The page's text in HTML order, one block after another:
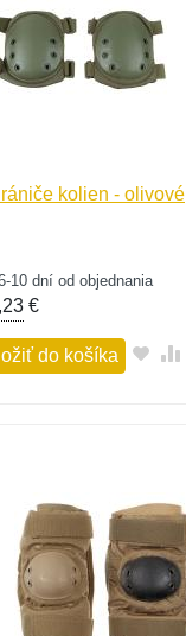
kolien - olivové
10 dní od objednania
€
do košíka